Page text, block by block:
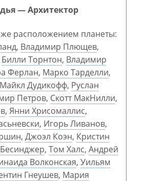
— Архитектор
расположением планеты:
, Владимир Плющев,
Билли Торнтон, Владимир
Ферлан, Марко Тарделли,
Майкл Дудикофф, Руслан
Петров, Скотт МакНилли,
, Янни Хрисомаллис,
, Игорь Ливанов,
, Джоэл Коэн, Кристин
, Том Халс, Андрей
Волконская, Уильям
Гнеушев, Мария